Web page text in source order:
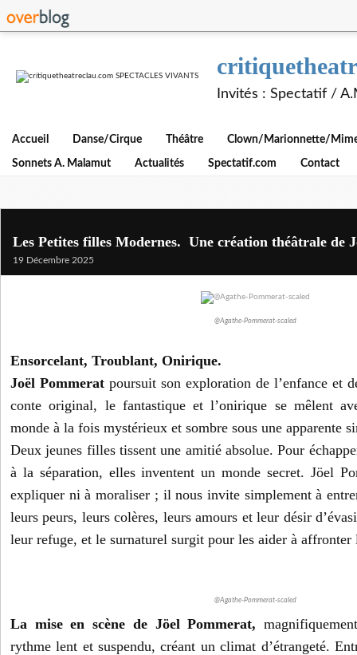
Invités : Spectatif /
Accueil Danse/Cirque Théâtre Clown/Marionnette/
Sonnets A. Malamut Actualités Spectatif.com Contact
Les Petites filles Modernes. Une création théâtrale de
19 Décembre 2025
@Agathe-Pommerat-scaled
Ensorcelant, Troublant, Onirique.
Joël Pommerat poursuit son exploration de l’enfance et
conte original, le fantastique et l’onirique se mêlent
monde à la fois mystérieux et sombre sous une apparente
Deux jeunes filles tissent une amitié absolue. Pour
à la séparation, elles inventent un monde secret. Jöel
expliquer ni à moraliser ; il nous invite simplement à
leurs peurs, leurs colères, leurs amours et leur désir
leur refuge, et le surnaturel surgit pour les aider à affronter
@Agathe-Pommerat-scaled
La mise en scène de Jöel Pommerat,
rythme lent et suspendu, créant un climat d’étrangeté.